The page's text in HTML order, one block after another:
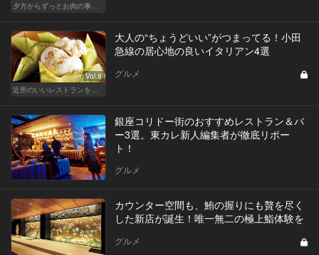
Vol.8
大人の“ちょうどいい”がつまってる！小田
急線の居心地の良いイタリアン4選
グルメ
銀座コリドー街のおすすめレストラン＆バ
ー3選。東カレ新人編集者が徹底リポー
ト！
グルメ
カウンター空間も、鮪の握りにも贅を尽く
した新店が誕生！唯一無二の極上鮨体験を
グルメ